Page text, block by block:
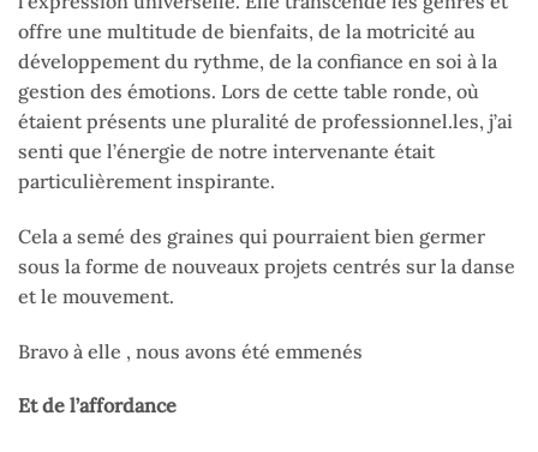
offre une multitude de bienfaits, de la motricité au
développement du rythme, de la confiance en soi à la
gestion des émotions. Lors de cette table ronde, où
étaient présents une pluralité de professionnel.les, j’ai
senti que l’énergie de notre intervenante était
particulièrement inspirante.
Cela a semé des graines qui pourraient bien germer
sous la forme de nouveaux projets centrés sur la danse
et le mouvement.
Bravo à elle , nous avons été emmenés
Et de l’affordance